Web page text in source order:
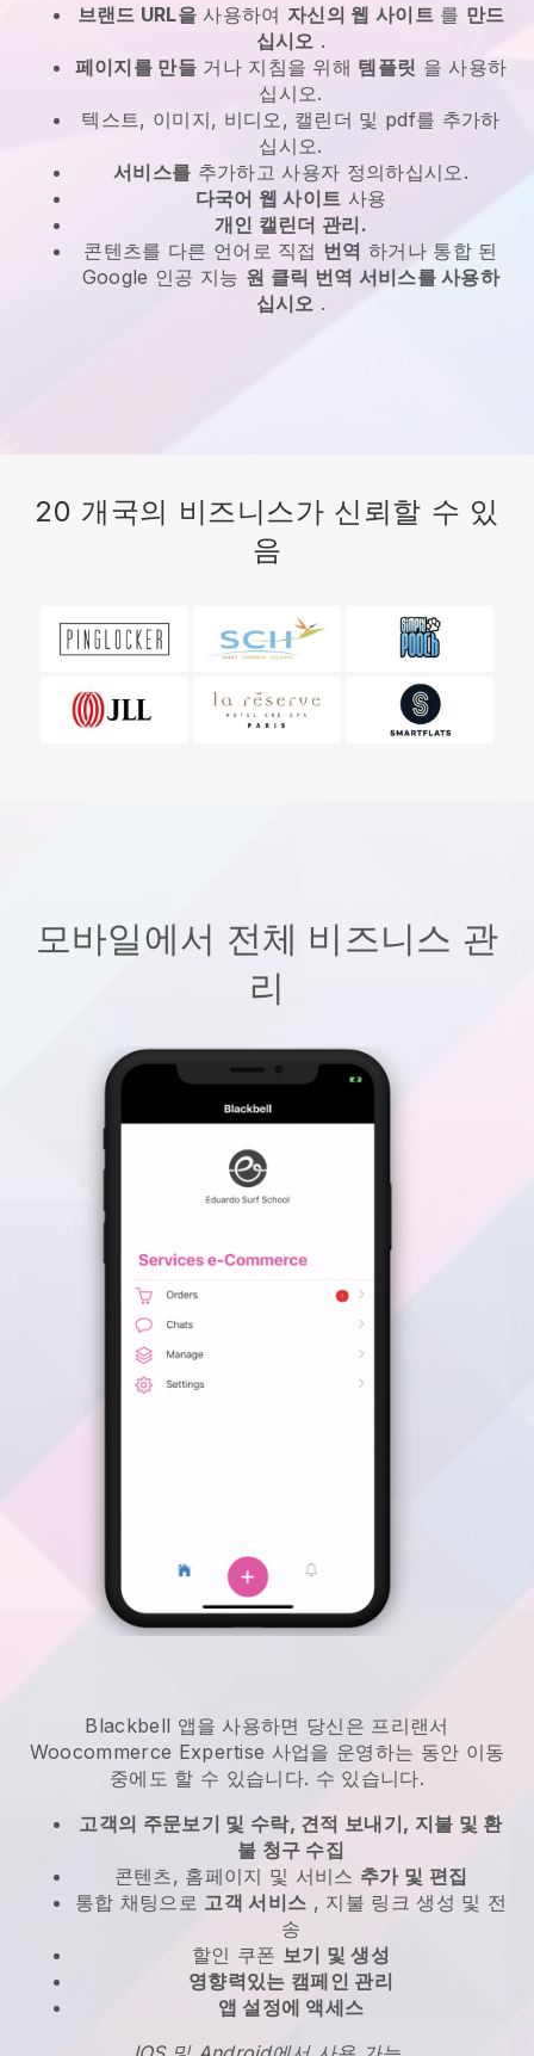
브랜드 URL을 사용하여 자신의 웹 사이트를 만드
십시오 .
페이지를 만들거나 지침을 위해 템플릿 을 사용하
십시오.
텍스트, 이미지, 비디오, 캘린더 및 pdf를 추가하
십시오.
서비스를 추가하고 사용자 정의하십시오.
다국어 웹 사이트 사용
개인 캘린더 관리.
콘텐츠를 다른 언어로 직접 번역 하거나 통합 된
Google 인공 지능 원 클릭 번역 서비스를 사용하
십시오 .
20 개국의 비즈니스가 신뢰할 수 있
음
모바일에서 전체 비즈니스 관
리
Blackbell 앱을 사용하면 당신은 프리랜서
Woocommerce Expertise 사업을 운영하는 동안 이동
중에도 할 수 있습니다. 수 있습니다.
고객의 주문보기 및 수락, 견적 보내기, 지불 및 환
불 청구 수집
콘텐츠, 홈페이지 및 서비스 추가 및 편집
통합 채팅으로 고객 서비스 , 지불 링크 생성 및 전
송
할인 쿠폰 보기 및 생성
영향력있는 캠페인 관리
앱 설정에 액세스